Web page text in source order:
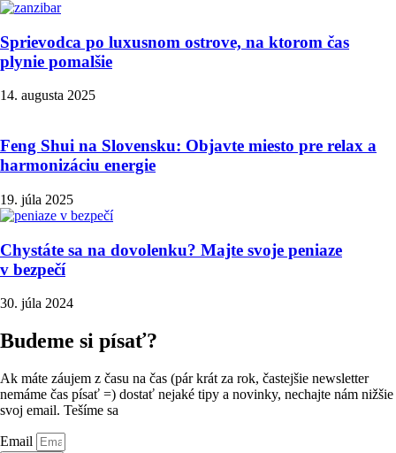
Sprievodca po luxusnom ostrove, na ktorom čas
plynie pomalšie
14. augusta 2025
Feng Shui na Slovensku: Objavte miesto pre relax a
harmonizáciu energie
19. júla 2025
Chystáte sa na dovolenku? Majte svoje peniaze
v bezpečí
30. júla 2024
Budeme si písať?
Ak máte záujem z času na čas (pár krát za rok, častejšie newsletter
nemáme čas písať =) dostať nejaké tipy a novinky, nechajte nám nižšie
svoj email. Tešíme sa
Email